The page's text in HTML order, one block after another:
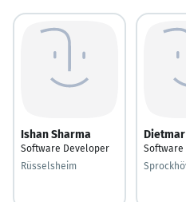
Ishan Sharma
Software Developer
Rüsselsheim
Software